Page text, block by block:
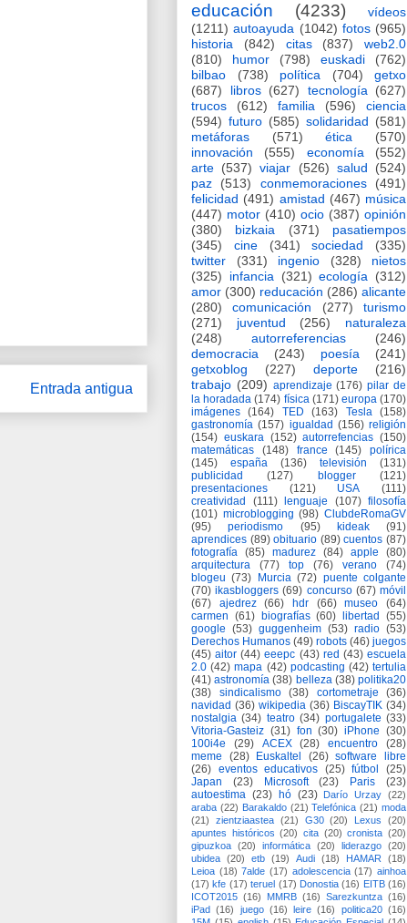
Entrada antigua
educación (4233)
vídeos
(1211) autoayuda (1042) fotos (965)
historia
(842) citas (837)
web2.0
(810)
humor (798) euskadi
(762)
bilbao
(738) política (704)
getxo
(687)
libros (627) tecnología
(627)
trucos
(612) familia (596)
ciencia
(594) futuro (585) solidaridad (581)
metáforas
(571) ética
(570)
innovación
(555) economía
(552)
arte (537) viajar (526) salud
(524)
paz
(513) conmemoraciones
(491)
felicidad (491) amistad (467) música
(447) motor (410) ocio (387) opinión
(380)
bizkaia (371)
pasatiempos
(345)
cine (341) sociedad
(335)
twitter
(331) ingenio (328)
nietos
(325)
infancia (321) ecología
(312)
amor (300) reducación (286) alicante
(280)
comunicación (277)
turismo
(271)
juventud (256)
naturaleza
(248)
autorreferencias
(246)
democracia
(243) poesía
(241)
getxoblog
(227) deporte
(216)
trabajo (209) aprendizaje (176) pilar de
la horadada (174) física (171) europa (170)
imágenes
(164) TED (163) Tesla
(158)
gastronomía (157) igualdad (156) religión
(154) euskara (152) autorrefencias (150)
matemáticas
(148) france (145)
polírica
(145)
españa (136) televisión
(131)
publicidad
(127) blogger
(121)
presentaciones
(121) USA
(111)
creatividad
(111) lenguaje (107) filosofía
(101) microblogging (98) ClubdeRomaGV
(95)
periodismo (95) kideak
(91)
aprendices (89) obituario (89) cuentos (87)
fotografía (85) madurez (84) apple
(80)
arquitectura
(77) top (76) verano
(74)
blogeu (73) Murcia (72) puente colgante
(70) ikasbloggers (69) concurso (67) móvil
(67)
ajedrez (66) hdr (66) museo
(64)
carmen (61) biografías (60) libertad
(55)
google (53) guggenheim (53) radio (53)
Derechos Humanos (49) robots (46) juegos
(45) aitor (44) eeepc (43) red (43) escuela
2.0 (42) mapa (42) podcasting (42) tertulia
(41) astronomía (38) belleza (38) politika20
(38)
sindicalismo (38) cortometraje
(36)
navidad (36) wikipedia (36) BiscayTIK (34)
nostalgia (34) teatro (34) portugalete (33)
Vitoria-Gasteiz (31) fon (30) iPhone (30)
100i4e
(29) ACEX (28) encuentro
(28)
meme
(28) Euskaltel (26) software libre
(26) eventos educativos (25) fútbol
(25)
Japan
(23) Microsoft (23) Paris
(23)
autoestima (23) hó (23) Darío Urzay (22)
araba (22) Barakaldo (21) Telefónica (21) moda
(21)
zientziaastea (21) G30 (20) Lexus
(20)
apuntes históricos (20) cita (20) cronista (20)
gipuzkoa (20) informática (20) liderazgo (20)
ubidea (20) etb (19) Audi (18) HAMAR
(18)
Leioa (18) 7alde (17) adolescencia (17) ainhoa
(17) kfe (17) teruel (17) Donostia (16) EITB (16)
ICOT2015 (16) MMRB (16) Sarezkuntza (16)
iPad (16) juego (16) leire (16) politica20 (16)